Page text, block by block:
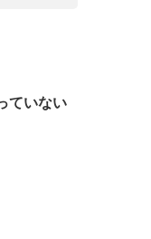
ていない